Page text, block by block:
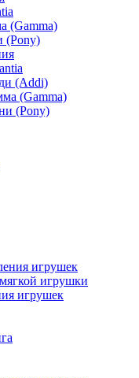
(Gamma)
(Pony)
(Addi)
(Gamma)
(Pony)
игрушек
игрушки
игрушек